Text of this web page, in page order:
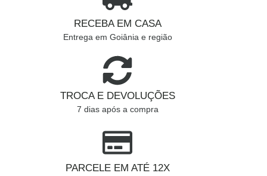
RECEBA EM CASA
Entrega em Goiânia e região
TROCA E DEVOLUÇÕES
7 dias após a compra
PARCELE EM ATÉ 12X